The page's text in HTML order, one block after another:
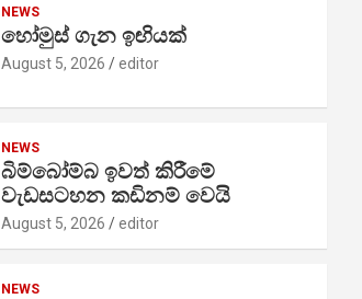
NEWS
හෝමුස් ගැන ඉඟියක්
August 5, 2026 editor
NEWS
බිම්බෝම්බ ඉවත් කිරීමේ
වැඩසටහන කඩිනම් වෙයි
August 5, 2026 editor
NEWS